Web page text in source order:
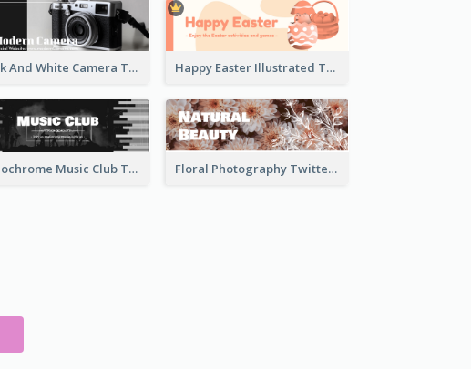
Black And White Camera Twitter Header Happy Easter Illustrated Twitter Header
Monochrome Music Club Twitter Header With Decorations Floral Photography Twitter Header